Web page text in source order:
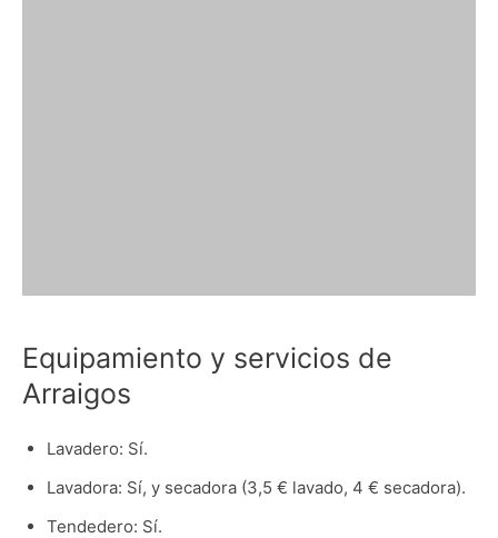
Equipamiento y servicios de
Arraigos
Lavadero: Sí.
Lavadora: Sí, y secadora (3,5 € lavado, 4 € secadora).
Tendedero: Sí.